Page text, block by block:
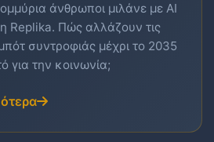
άνθρωποι μιλάνε με AI
Replika. Πώς αλλάζουν τις
συντροφιάς μέχρι το 2035
για την κοινωνία;